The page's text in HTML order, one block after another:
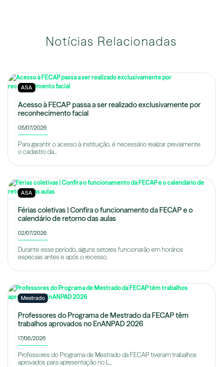
Notícias Relacionadas
ASA
Acesso à FECAP passa a ser realizado exclusivamente por
reconhecimento facial
05/07/2026
Para garantir o acesso à instituição, é necessário realizar previamente
o cadastro da...
ASA
Férias coletivas | Confira o funcionamento da FECAP e o
calendário de retorno das aulas
02/07/2026
Durante esse período, alguns setores funcionarão em horários
especiais antes e após o recesso.
Mestrado
Professores do Programa de Mestrado da FECAP têm
trabalhos aprovados no EnANPAD 2026
17/06/2026
Professores do Programa de Mestrado da FECAP tiveram trabalhos
aprovados para apresentação no L...